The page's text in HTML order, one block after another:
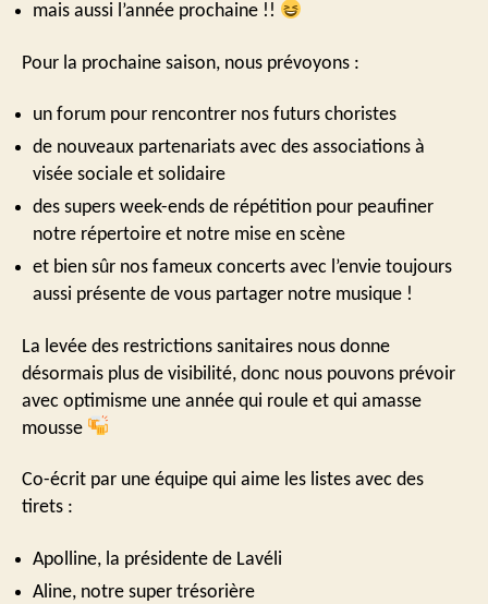
mais aussi l’année prochaine !!
Pour la prochaine saison, nous prévoyons :
un forum pour rencontrer nos futurs choristes
de nouveaux partenariats avec des associations à
visée sociale et solidaire
des supers week-ends de répétition pour peaufiner
notre répertoire et notre mise en scène
et bien sûr nos fameux concerts avec l’envie toujours
aussi présente de vous partager notre musique !
La levée des restrictions sanitaires nous donne
désormais plus de visibilité, donc nous pouvons prévoir
avec optimisme une année qui roule et qui amasse
mousse
Co-écrit par une équipe qui aime les listes avec des
tirets :
Apolline, la présidente de Lavéli
Aline, notre super trésorière